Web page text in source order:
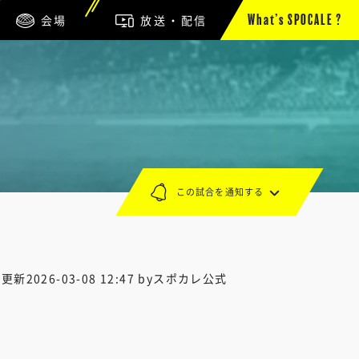
会場 放送・配信 What’s SPOCALE ?
新2026-03-08 12:47 byスポカレ公式
この試合を通知する